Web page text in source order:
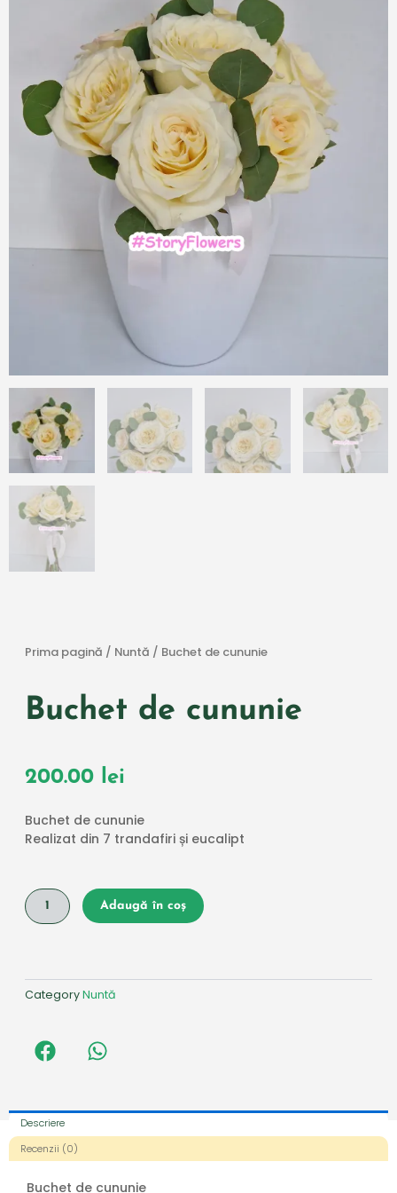
Prima pagină / Nuntă / Buchet de cununie
Buchet de cununie
200.00 lei
Buchet de cununie
Realizat din 7 trandafiri și eucalipt
Cantitate
Buchet
Adaugă în coș
CategoryNuntă
Descriere
Recenzii (0)
Buchet de cununie